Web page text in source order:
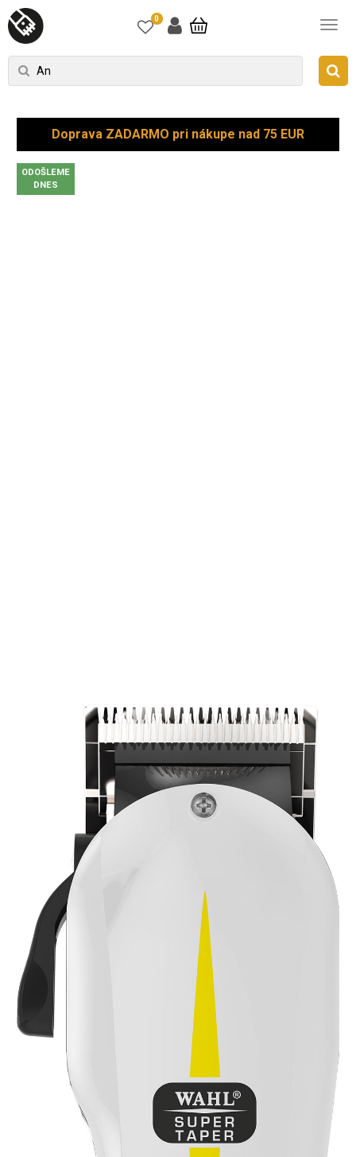
0
Doprava ZADARMO pri nákupe nad 75 EUR
ODOŠLEME
DNES